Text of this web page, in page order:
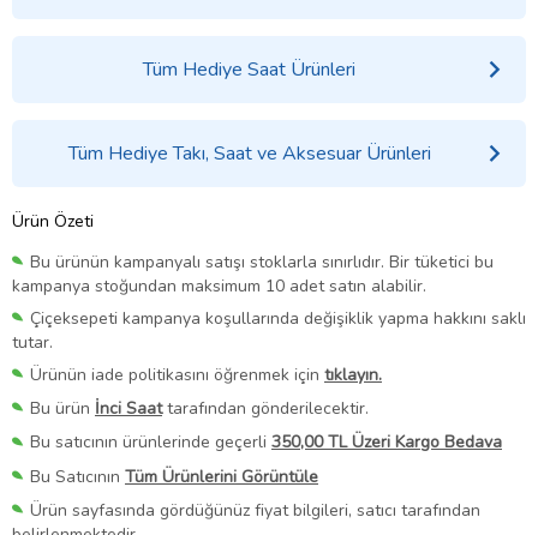
Tüm Hediye Saat Ürünleri
Tüm Hediye Takı, Saat ve Aksesuar Ürünleri
Ürün Özeti
Bu ürünün kampanyalı satışı stoklarla sınırlıdır. Bir tüketici bu
kampanya stoğundan maksimum 10 adet satın alabilir.
Çiçeksepeti kampanya koşullarında değişiklik yapma hakkını saklı
tutar.
Ürünün iade politikasını öğrenmek için tıklayın.
Bu ürün İnci Saattarafından gönderilecektir.
Bu satıcının ürünlerinde geçerli 350,00 TL Üzeri Kargo Bedava
Bu Satıcının Tüm Ürünlerini Görüntüle
Ürün sayfasında gördüğünüz fiyat bilgileri, satıcı tarafından